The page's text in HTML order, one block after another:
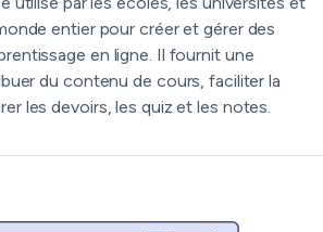
entier pour créer et gérer des
en ligne. Il fournit une
du contenu de cours, faciliter la
les devoirs, les quiz et les notes.